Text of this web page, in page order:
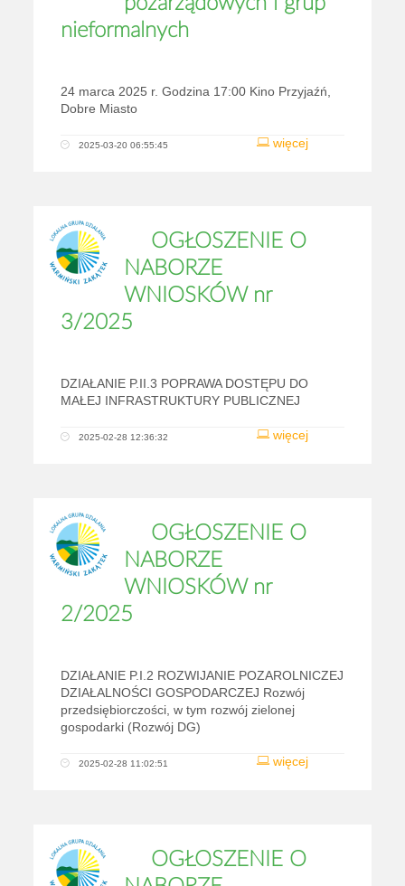
nieformalnych
24 marca 2025 r. Godzina 17:00 Kino Przyjaźń,
Dobre Miasto
więcej
2025-03-20 06:55:45
OGŁOSZENIE O
NABORZE
WNIOSKÓW nr
3/2025
DZIAŁANIE P.II.3 POPRAWA DOSTĘPU DO
MAŁEJ INFRASTRUKTURY PUBLICZNEJ
więcej
2025-02-28 12:36:32
OGŁOSZENIE O
NABORZE
WNIOSKÓW nr
2/2025
DZIAŁANIE P.I.2 ROZWIJANIE POZAROLNICZEJ
DZIAŁALNOŚCI GOSPODARCZEJ Rozwój
przedsiębiorczości, w tym rozwój zielonej
gospodarki (Rozwój DG)
więcej
2025-02-28 11:02:51
OGŁOSZENIE O